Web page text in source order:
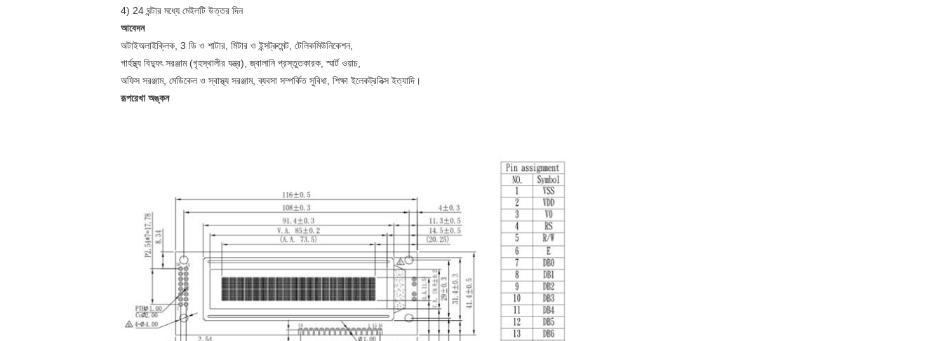
4) 24 ঘন্টার মধ্যে মেইলটি উত্তর দিন
আবেদন
অটাইঅলাইক্লিক, 3 ডি ও শাটার, মিটার ও ইন্সট্রুমেন্ট, টেলিকমিউনিকেশন,
গার্হস্থ্য বিদ্যুৎ সরঞ্জাম (গৃহস্থালীর যন্ত্র), জ্বালানি প্রস্তুতকারক, স্মার্ট ওয়াচ,
অফিস সরঞ্জাম, মেডিকেল ও স্বাস্থ্য সরঞ্জাম, ব্যবসা সম্পর্কিত সুবিধা, শিক্ষা ইলেকট্রনিক্স ইত্যাদি।
রূপরেখা অঙ্কন